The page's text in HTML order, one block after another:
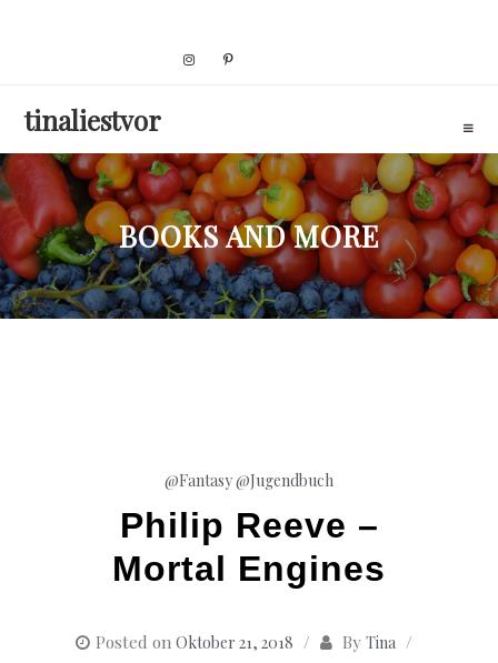
tinaliestvor
BOOKS AND MORE
@Fantasy@Jugendbuch
Philip Reeve –
Mortal Engines
Posted on Oktober 21, 2018 By Tina